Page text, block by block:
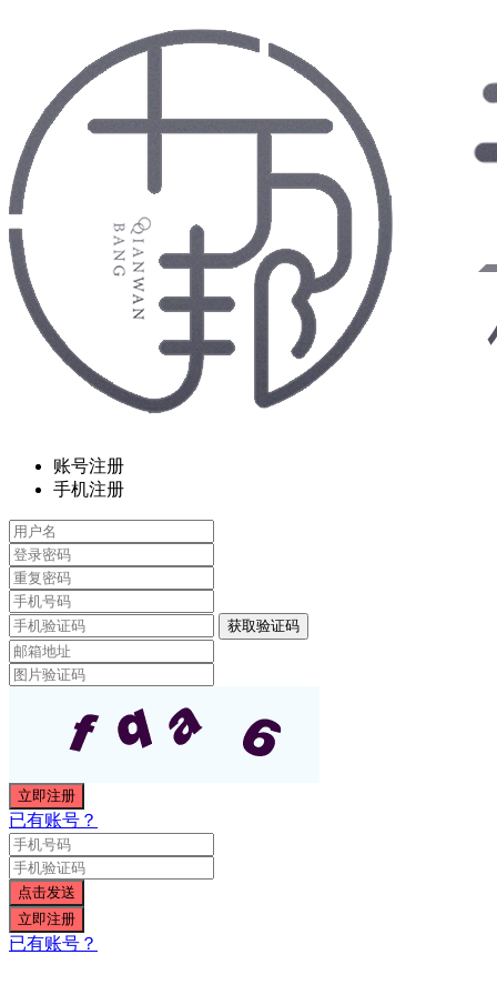
账号注册
手机注册
已有账号？
已有账号？